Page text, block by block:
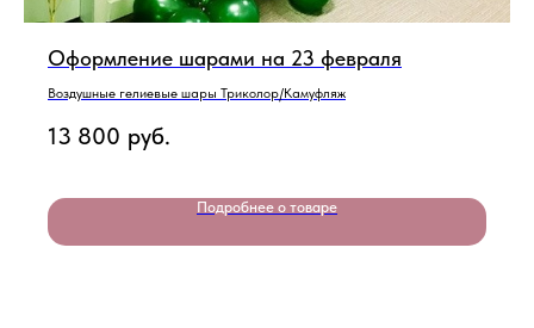
Оформление шарами на 23 февраля
Воздушные гелиевые шары Триколор/Камуфляж
13 800 руб.
Подробнее о товаре